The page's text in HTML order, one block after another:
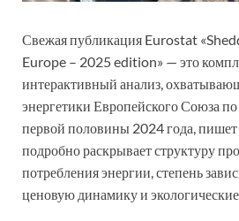
Свежая публикация Eurostat
Europe – 2025 edition» — это
интерактивный анализ,
энергетики Европейского Союза
первой половины 2024 года, пишет
подробно раскрывает структуру
потребления энергии, степень
ценовую динамику и